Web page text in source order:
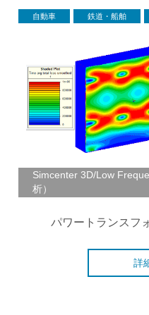
自動車 鉄道・船舶
Simcenter 3D/Low
析）
パワートランスフ
詳